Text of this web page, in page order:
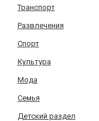
Транспорт
Развлечения
Спорт
Культура
Мода
Семья
Детский раздел